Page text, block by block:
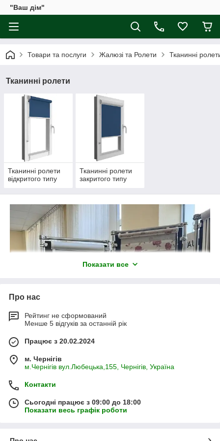
"Ваш дім"
Товари та послуги Жалюзі та Ролети Тканинні
Тканинні ролети
Тканинні ролети
відкритого типу
Тканинні ролети
закритого типу
Показати все
Про нас
Рейтинг не сформований
Менше 5 відгуків за останній рік
Працює з 20.02.2024
м. Чернігів
м.Чернігів вул.Любецька,155, Чернігів, Україна
Контакти
Сьогодні працює з 09:00 до 18:00
Показати весь графік роботи